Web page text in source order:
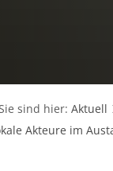
sind hier: Aktuell
Akteure im